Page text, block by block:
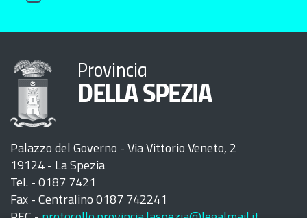
Provincia
DELLA SPEZIA
Palazzo del Governo - Via Vittorio Veneto, 2
19124 - La Spezia
Tel. - 0187 7421
Fax - Centralino 0187 742241